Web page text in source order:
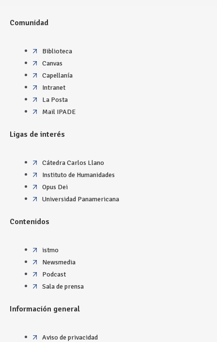
Comunidad
Biblioteca
Canvas
Capellanía
Intranet
La Posta
Mail IPADE
Ligas de interés
Cátedra Carlos Llano
Instituto de Humanidades
Opus Dei
Universidad Panamericana
Contenidos
istmo
Newsmedia
Podcast
Sala de prensa
Información general
Aviso de privacidad